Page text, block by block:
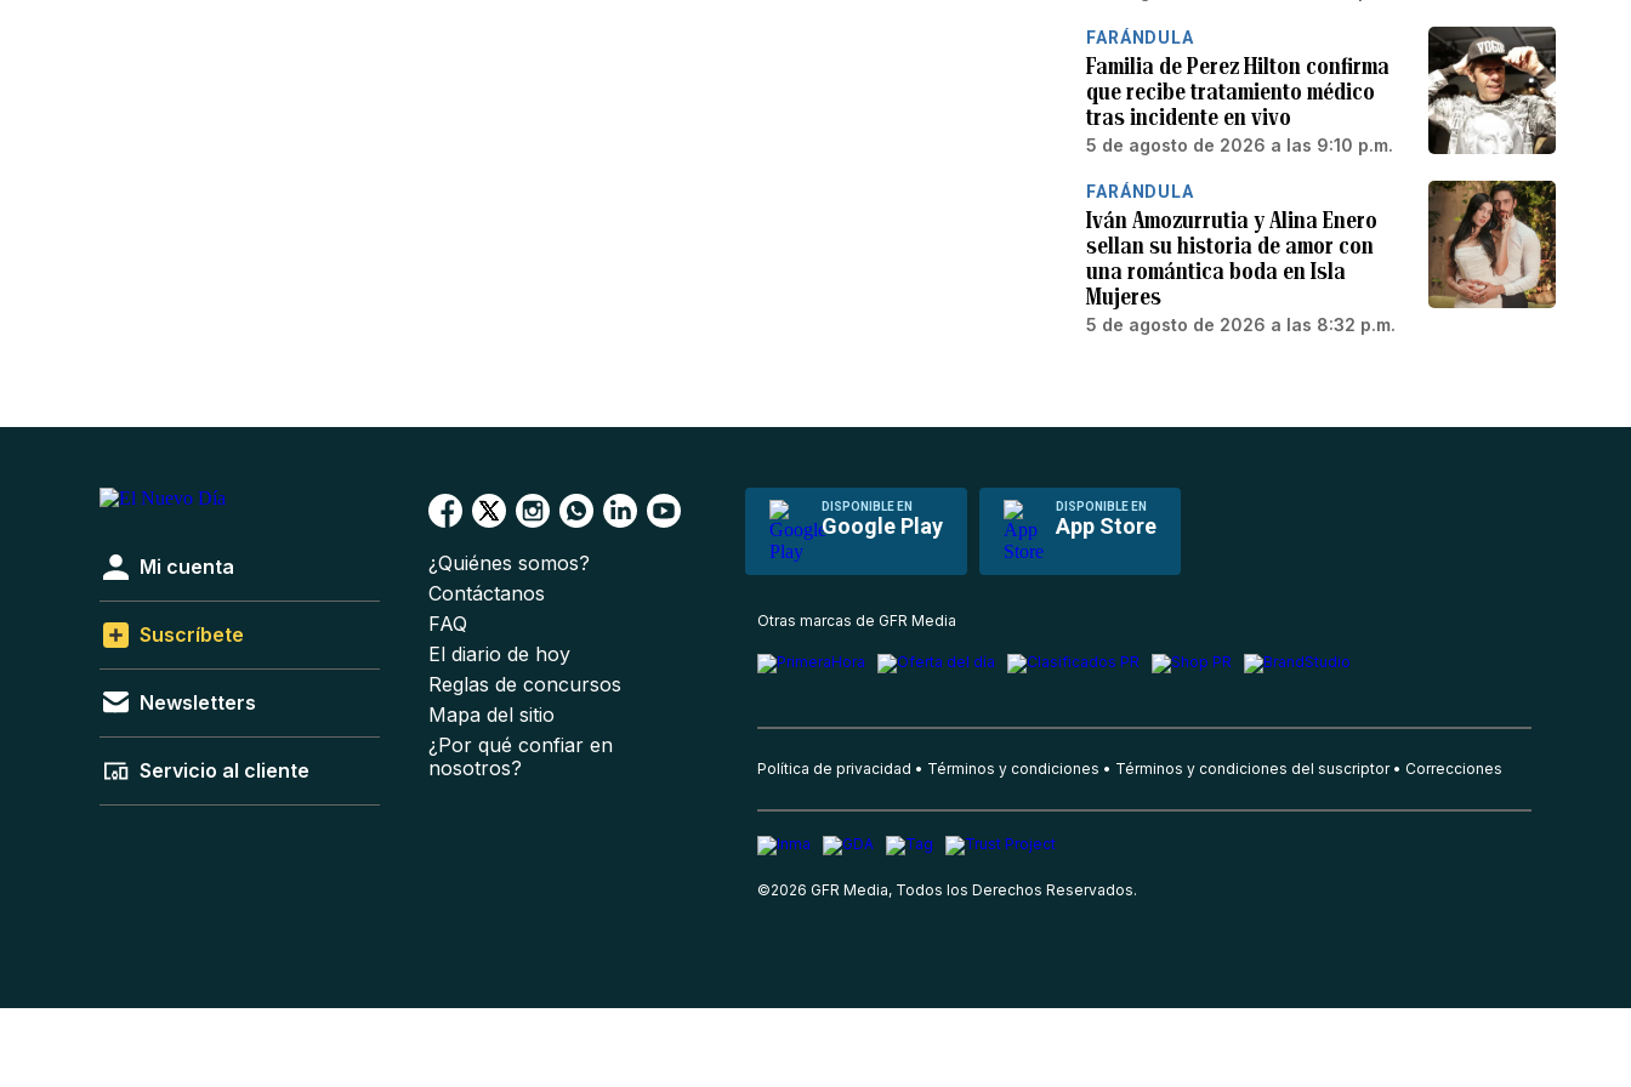
FARÁNDULA
Familia de Perez Hilton confirma
que recibe tratamiento médico
tras incidente en vivo
5 de agosto de 2026 a las 9:10 p.m.
FARÁNDULA
Iván Amozurrutia y Alina Enero
sellan su historia de amor con
una romántica boda en Isla
Mujeres
5 de agosto de 2026 a las 8:32 p.m.
DISPONIBLE EN
Google Play
DISPONIBLE EN
App Store
Mi cuenta
Suscríbete
Newsletters
Servicio al cliente
¿Quiénes somos?
Contáctanos
FAQ
El diario de hoy
Reglas de concursos
Mapa del sitio
¿Por qué confiar en
nosotros?
Otras marcas de GFR Media
Política de privacidad Términos y condiciones Términos y condiciones del suscriptor Correcciones
©2026 GFR Media, Todos los Derechos Reservados.